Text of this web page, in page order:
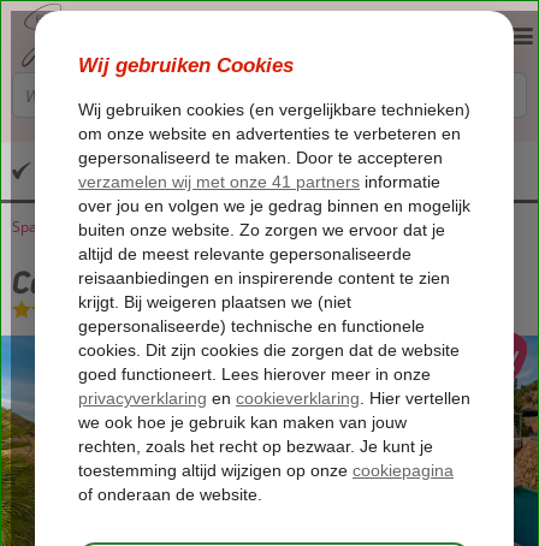
Altijd inclusief huurauto
Home
Spanje Alicante Casa de mi Corazón
Casa de mi Corazón
Logies-Appartement